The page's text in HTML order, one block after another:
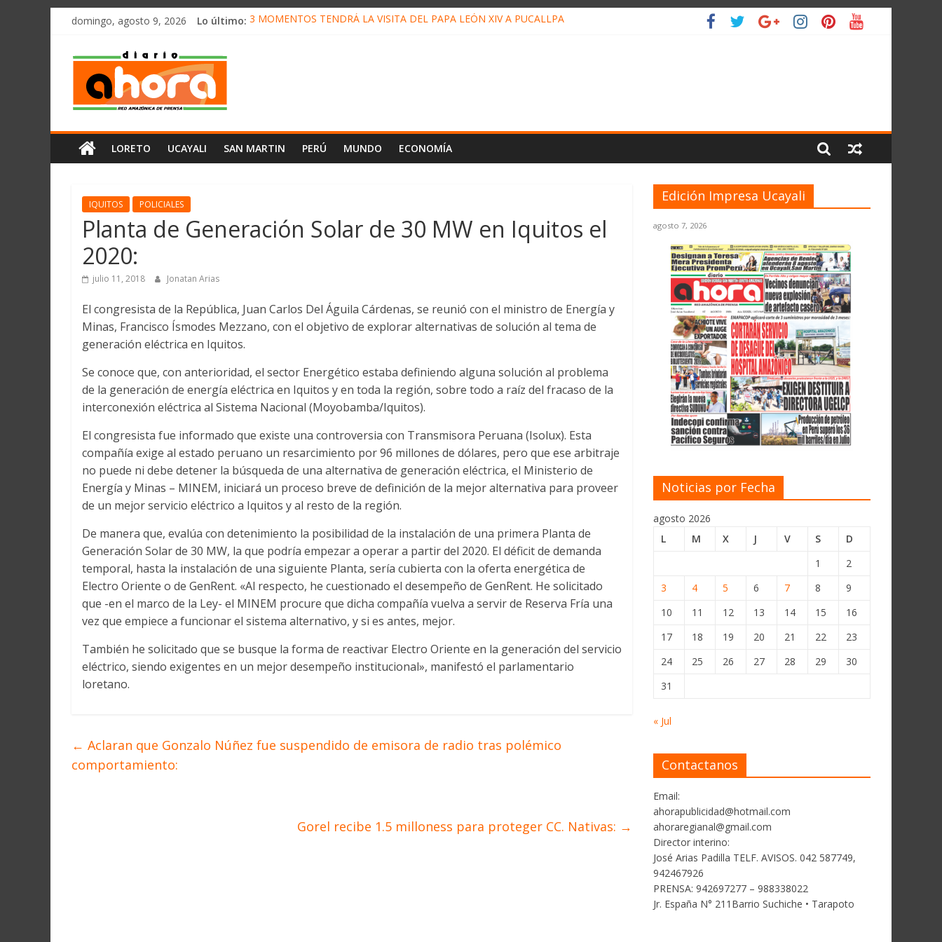
олимп казино
Saltardomingo, agosto 9, 2026 Lo último: 3 MOMENTOS TENDRÁ LA VISITA DEL PAPA LEÓN XIV A PUCALLPA
Diario
Ahora
Cadena
Amazónica
de
Noticias
del
Perú,
Mundo
Ucayali,
San
Martín
Loreto
LORETO UCAYALI SAN MARTIN PERÚ MUNDO ECONOMÍA
IQUITOS POLICIALES
Planta de Generación Solar de 30 MW en Iquitos el
2020:
julio 11, 2018 Jonatan Arias
El congresista de la República, Juan Carlos Del Águila Cárdenas, se reunió con el ministro de Energía y
Minas, Francisco Ísmodes Mezzano, con el objetivo de explorar alternativas de solución al tema de
generación eléctrica en Iquitos.
Se conoce que, con anterioridad, el sector Energético estaba definiendo alguna solución al problema
de la generación de energía eléctrica en Iquitos y en toda la región, sobre todo a raíz del fracaso de la
interconexión eléctrica al Sistema Nacional (Moyobamba/Iquitos).
El congresista fue informado que existe una controversia con Transmisora Peruana (Isolux). Esta
compañía exige al estado peruano un resarcimiento por 96 millones de dólares, pero que ese arbitraje
no puede ni debe detener la búsqueda de una alternativa de generación eléctrica, el Ministerio de
Energía y Minas – MINEM, iniciará un proceso breve de definición de la mejor alternativa para proveer
de un mejor servicio eléctrico a Iquitos y al resto de la región.
De manera que, evalúa con detenimiento la posibilidad de la instalación de una primera Planta de
Generación Solar de 30 MW, la que podría empezar a operar a partir del 2020. El déficit de demanda
temporal, hasta la instalación de una siguiente Planta, sería cubierta con la oferta energética de
Electro Oriente o de GenRent. «Al respecto, he cuestionado el desempeño de GenRent. He solicitado
que -en el marco de la Ley- el MINEM procure que dicha compañía vuelva a servir de Reserva Fría una
vez que empiece a funcionar el sistema alternativo, y si es antes, mejor.
También he solicitado que se busque la forma de reactivar Electro Oriente en la generación del servicio
eléctrico, siendo exigentes en un mejor desempeño institucional», manifestó el parlamentario
loretano.
← Aclaran que Gonzalo Núñez fue suspendido de emisora de radio tras polémico
comportamiento:
Gorel recibe 1.5 milloness para proteger CC. Nativas: →
Edición Impresa Ucayali
agosto 7, 2026
Noticias por Fecha
agosto 2026
L
M X J V S
D
1
2
3
4 5 6 7 8
9
10
11 12 13 14 15
16
17
18 19 20 21 22
23
24
25 26 27 28 29
30
31
« Jul
Contactanos
Email:
ahorapublicidad@hotmail.com
ahoraregianal@gmail.com
Director interino:
José Arias Padilla TELF. AVISOS. 042 587749,
942467926
PRENSA: 942697277 – 988338022
Jr. España N° 211Barrio Suchiche • Tarapoto